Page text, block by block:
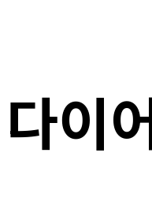
다이